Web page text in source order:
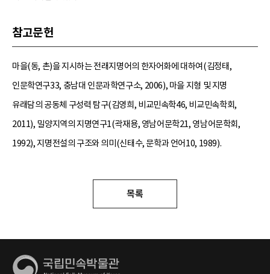
참고문헌
마을(동, 촌)을 지시하는 전래지명어의 한자어화에 대하여(김정태,
인문학연구33, 충남대 인문과학연구소, 2006), 마을 지형 및 지명
유래담의 공동체 구성력 탐구(김영희, 비교민속학46, 비교민속학회,
2011), 밀양지역의 지명연구1(곽재용, 영남어문학21, 영남어문학회,
1992), 지명전설의 구조와 의미(신태수, 문학과 언어10, 1989).
목록